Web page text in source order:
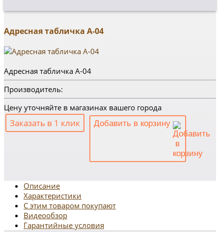
Адресная табличка А-04
Адресная табличка А-04
Производитель:
Цену уточняйте в магазинах вашего города
Заказать в 1 клик Добавить в корзину
Описание
Характеристики
С этим товаром покупают
Видеообзор
Гарантийные условия